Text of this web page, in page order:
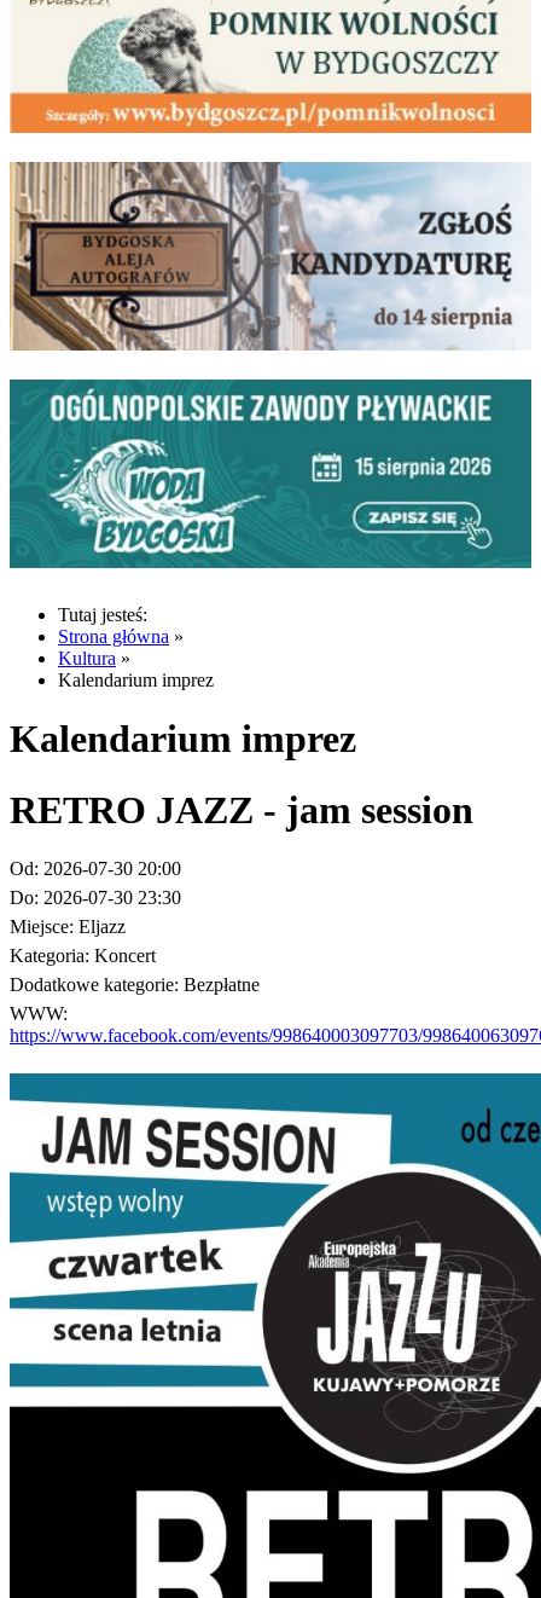
Tutaj jesteś:
Strona główna »
Kultura »
Kalendarium imprez
Kalendarium imprez
RETRO JAZZ - jam session
Od: 2026-07-30 20:00
Do: 2026-07-30 23:30
Miejsce: Eljazz
Kategoria: Koncert
Dodatkowe kategorie: Bezpłatne
WWW:
https://www.facebook.com/events/998640003097703/